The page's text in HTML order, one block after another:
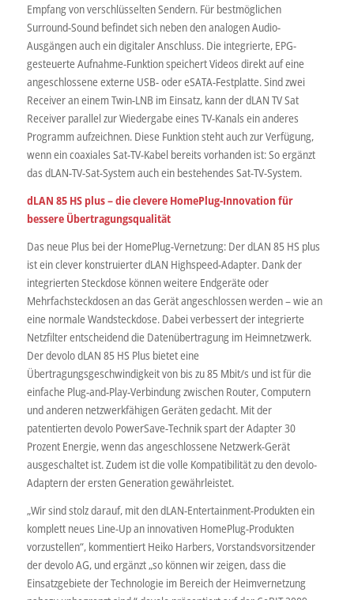
Empfang von verschlüsselten Sendern. Für bestmöglichen
Surround-Sound befindet sich neben den analogen Audio-
Ausgängen auch ein digitaler Anschluss. Die integrierte, EPG-
gesteuerte Aufnahme-Funktion speichert Videos direkt auf eine
angeschlossene externe USB- oder eSATA-Festplatte. Sind zwei
Receiver an einem Twin-LNB im Einsatz, kann der dLAN TV Sat
Receiver parallel zur Wiedergabe eines TV-Kanals ein anderes
Programm aufzeichnen. Diese Funktion steht auch zur Verfügung,
wenn ein coaxiales Sat-TV-Kabel bereits vorhanden ist: So ergänzt
das dLAN-TV-Sat-System auch ein bestehendes Sat-TV-System.
dLAN 85 HS plus – die clevere HomePlug-Innovation für
bessere Übertragungsqualität
Das neue Plus bei der HomePlug-Vernetzung: Der dLAN 85 HS plus
ist ein clever konstruierter dLAN Highspeed-Adapter. Dank der
integrierten Steckdose können weitere Endgeräte oder
Mehrfachsteckdosen an das Gerät angeschlossen werden – wie an
eine normale Wandsteckdose. Dabei verbessert der integrierte
Netzfilter entscheidend die Datenübertragung im Heimnetzwerk.
Der devolo dLAN 85 HS Plus bietet eine
Übertragungsgeschwindigkeit von bis zu 85 Mbit/s und ist für die
einfache Plug-and-Play-Verbindung zwischen Router, Computern
und anderen netzwerkfähigen Geräten gedacht. Mit der
patentierten devolo PowerSave-Technik spart der Adapter 30
Prozent Energie, wenn das angeschlossene Netzwerk-Gerät
ausgeschaltet ist. Zudem ist die volle Kompatibilität zu den devolo-
Adaptern der ersten Generation gewährleistet.
„Wir sind stolz darauf, mit den dLAN-Entertainment-Produkten ein
komplett neues Line-Up an innovativen HomePlug-Produkten
vorzustellen“, kommentiert Heiko Harbers, Vorstandsvorsitzender
der devolo AG, und ergänzt „so können wir zeigen, dass die
Einsatzgebiete der Technologie im Bereich der Heimvernetzung